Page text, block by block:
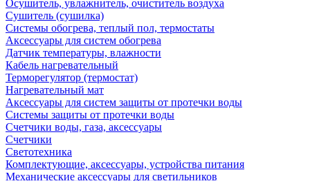
Осушитель, увлажнитель, очиститель воздуха
Сушитель (сушилка)
Системы обогрева, теплый пол, термостаты
Аксессуары для систем обогрева
Датчик температуры, влажности
Кабель нагревательный
Терморегулятор (термостат)
Нагревательный мат
Аксессуары для систем защиты от протечки воды
Системы защиты от протечки воды
Счетчики воды, газа, аксессуары
Счетчики
Светотехника
Комплектующие, аксессуары, устройства питания
Механические аксессуары для светильников